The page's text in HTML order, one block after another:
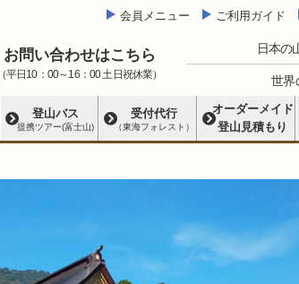
会員メニュー ご利用ガイド
お問い合わせはこちら
（平日10：00～16：00 土日祝休業）
日本
世界
登山バス
提携ツアー(富士山)
受付代行
（東海フォレスト）
オーダーメイド
登山見積もり